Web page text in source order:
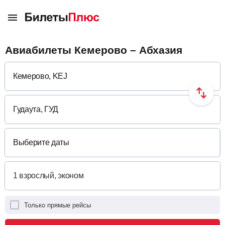
Авиабилеты Кемерово – Абхазия
Выберите даты
Только прямые рейсы